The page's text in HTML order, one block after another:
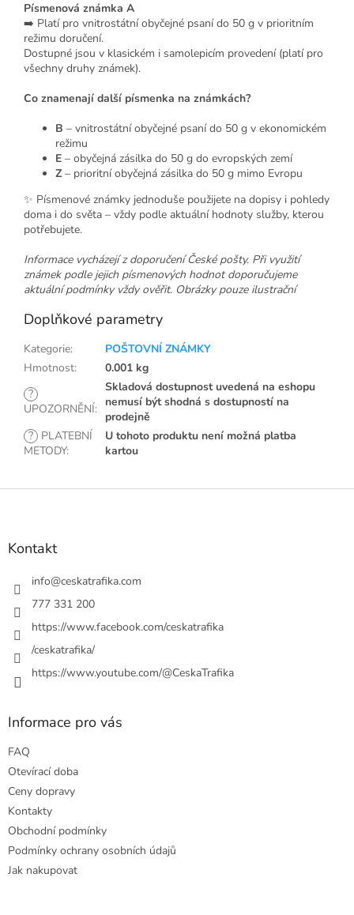
Písmenová známka A
➡️ Platí pro vnitrostátní obyčejné psaní do 50 g v prioritním
režimu doručení.
Dostupné jsou v klasickém i samolepicím provedení (platí pro
všechny druhy známek).
Co znamenají další písmenka na známkách?
B – vnitrostátní obyčejné psaní do 50 g v ekonomickém
režimu
E – obyčejná zásilka do 50 g do evropských zemí
Z– prioritní obyčejná zásilka do 50 g mimo Evropu
✨ Písmenové známky jednoduše použijete na dopisy i pohledy
doma i do světa – vždy podle aktuální hodnoty služby, kterou
potřebujete.
Informace vycházejí z doporučení České pošty. Při využití
známek podle jejich písmenových hodnot doporučujeme
aktuální podmínky vždy ověřit. Obrázky pouze ilustrační
Doplňkové parametry
Kategorie:
POŠTOVNÍ ZNÁMKY
Hmotnost:
0.001 kg
?
UPOZORNĚNÍ:
Skladová dostupnost uvedená na eshopu
nemusí být shodná s dostupností na
prodejně
? PLATEBNÍ
METODY:
U tohoto produktu není možná platba
kartou
Z
Kontakt
info@ceskatrafika.com
777 331 200
https://www.facebook.com/ceskatrafika
/ceskatrafika/
https://www.youtube.com/@CeskaTrafika
Informace pro vás
FAQ
Otevírací doba
Ceny dopravy
Kontakty
Obchodní podmínky
Podmínky ochrany osobních údajů
Jak nakupovat